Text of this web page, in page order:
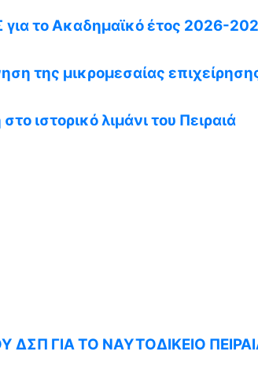
το Ακαδημαϊκό έτος 2026-
της μικρομεσαίας
ιστορικό λιμάνι του Πειραιά
ΓΙΑ ΤΟ ΝΑΥΤΟΔΙΚΕΙΟ